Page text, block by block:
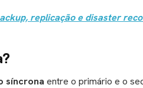
replicaçãoe disaster
síncrona entre o primário e o